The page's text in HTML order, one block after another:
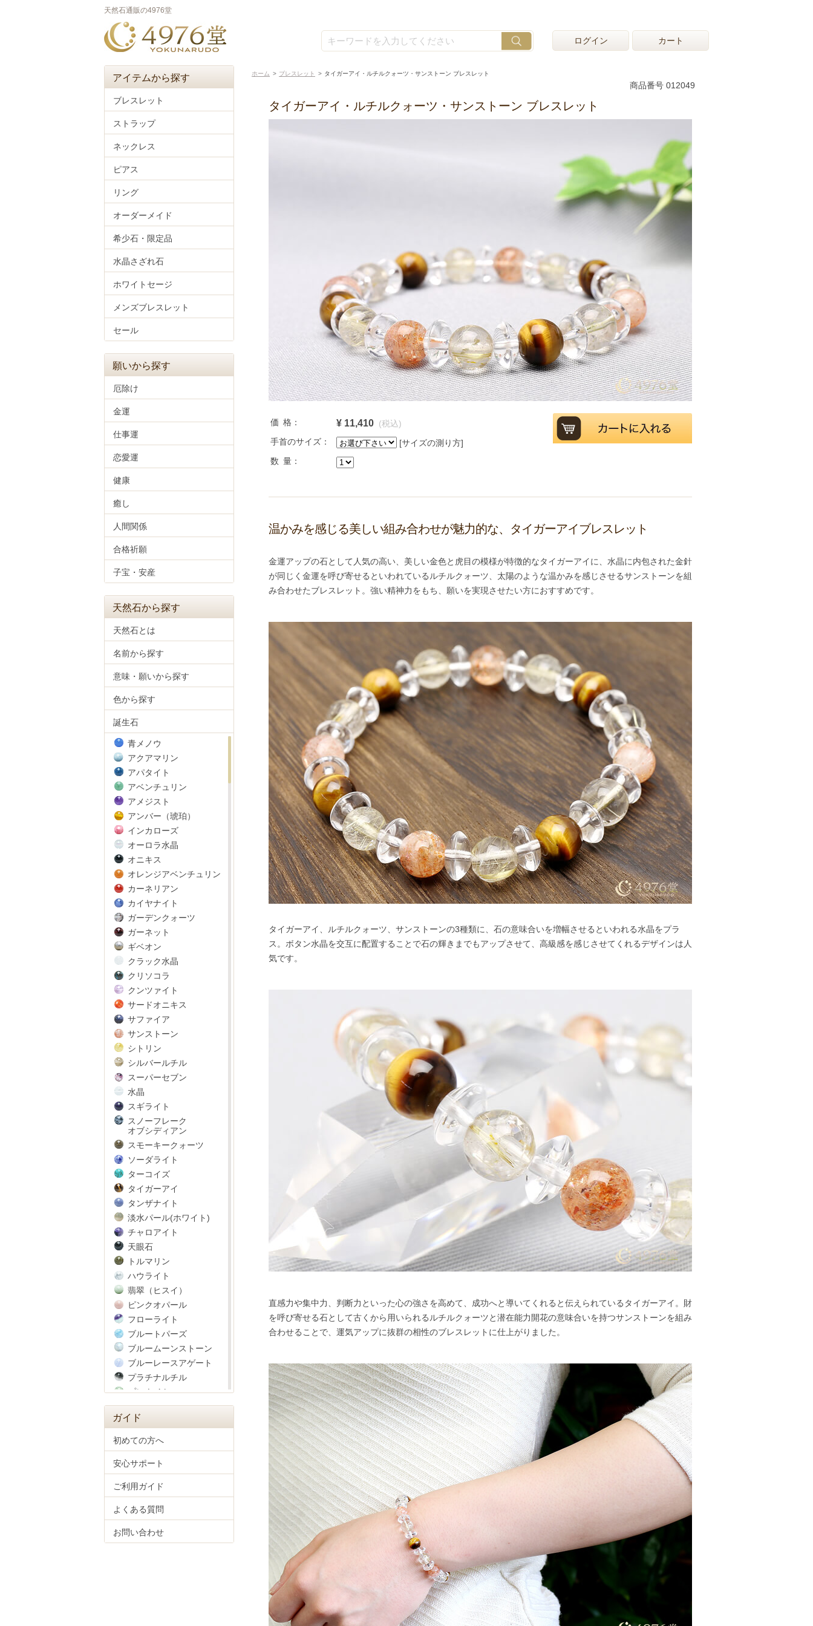
天然石通販の4976堂
ログイン カート
ホーム ブレスレット タイガーアイ・ルチルクォーツ・サンストーン ブレスレット
商品番号 012049
タイガーアイ・ルチルクォーツ・サンストーン ブレスレット
価 格： ¥ 11,410 (税込)
手首のサイズ：
[サイズの測り方]
数 量：
温かみを感じる美しい組み合わせが魅力的な、タイガーアイブレスレット
金運アップの石として人気の高い、美しい金色と虎目の模様が特徴的なタイガーアイに、水晶に内包された金針
が同じく金運を呼び寄せるといわれているルチルクォーツ、太陽のような温かみを感じさせるサンストーンを組
み合わせたブレスレット。強い精神力をもち、願いを実現させたい方におすすめです。
タイガーアイ、ルチルクォーツ、サンストーンの3種類に、石の意味合いを増幅させるといわれる水晶をプラ
ス。ボタン水晶を交互に配置することで石の輝きまでもアップさせて、高級感を感じさせてくれるデザインは人
気です。
直感力や集中力、判断力といった心の強さを高めて、成功へと導いてくれると伝えられているタイガーアイ。財
を呼び寄せる石として古くから用いられるルチルクォーツと潜在能力開花の意味合いを持つサンストーンを組み
合わせることで、運気アップに抜群の相性のブレスレットに仕上がりました。
アイテムから探す
ブレスレット
ストラップ
ネックレス
ピアス
リング
オーダーメイド
希少石・限定品
水晶さざれ石
ホワイトセージ
メンズブレスレット
セール
願いから探す
厄除け
金運
仕事運
恋愛運
健康
癒し
人間関係
合格祈願
子宝・安産
天然石から探す
天然石とは
名前から探す
意味・願いから探す
色から探す
誕生石
青メノウ
アクアマリン
アパタイト
アベンチュリン
アメジスト
アンバー（琥珀）
インカローズ
オーロラ水晶
オニキス
オレンジアベンチュリン
カーネリアン
カイヤナイト
ガーデンクォーツ
ガーネット
ギベオン
クラック水晶
クリソコラ
クンツァイト
サードオニキス
サファイア
サンストーン
シトリン
シルバールチル
スーパーセブン
水晶
スギライト
スノーフレーク
オブシディアン
スモーキークォーツ
ソーダライト
ターコイズ
タイガーアイ
タンザナイト
淡水パール(ホワイト)
チャロアイト
天眼石
トルマリン
ハウライト
翡翠（ヒスイ）
ピンクオパール
フローライト
ブルートパーズ
ブルームーンストーン
ブルーレースアゲート
プラチナルチル
プレナイト
ヘマタイト
ベリル
ペリドット
ホークスアイ
彫り物(四神獣)
マラカイト
ムーンストーン
モルガナイト
モルダバイト
ガイド
初めての方へ
安心サポート
ご利用ガイド
よくある質問
お問い合わせ